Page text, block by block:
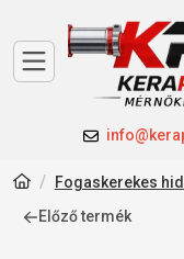
Fogaskerekes
Előző termék